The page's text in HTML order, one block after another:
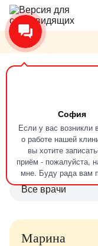
София
Если у вас возникли
о работе нашей
вы хотите
приём - пожалуйста,
мне. Буду рада вам
Отзывы
Все врачи
Все
Марина